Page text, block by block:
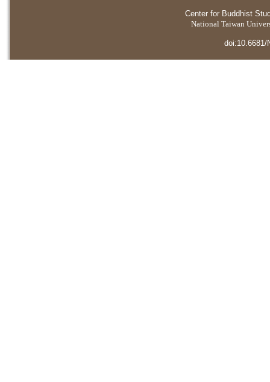
Center for Buddhist
National Taiwan
doi:10.6681/